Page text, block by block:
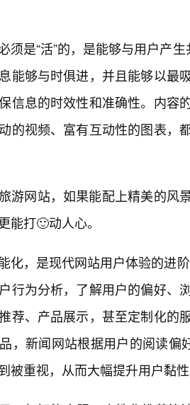
须是“活”的，是能够与用户产
能够与时俱进，并且能够以最
信息的时效性和准确性。内容
的视频、富有互动性的图表，
游网站，如果能配上精美的风
能打🙂动人心。
化，是现代网站用户体验的进
行为分析，了解用户的偏好、
荐、产品展示，甚至定制化的
，新闻网站根据用户的阅读偏
被重视，从而大幅提升用户黏性